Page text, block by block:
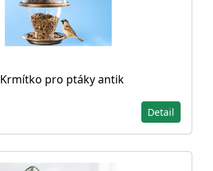
Krmítko pro ptáky antik
Detail